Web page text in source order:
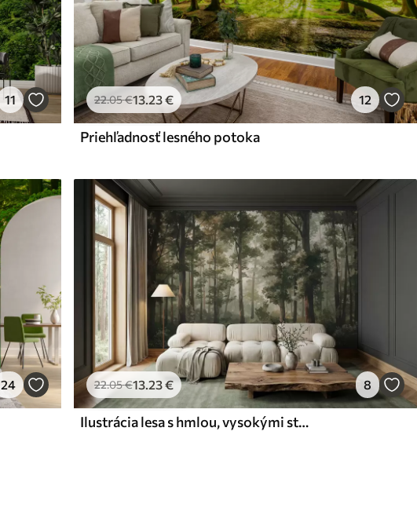
11 22.05€13.23€ 12
Priehľadnosť lesného potoka
24 22.05€13.23€ 8
Ilustrácia lesa s hmlou, vysokými stromami a cestičkou